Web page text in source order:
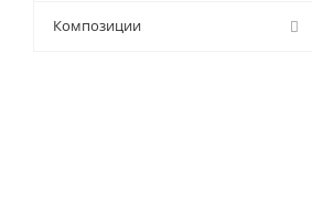
9 (15)
Композиции